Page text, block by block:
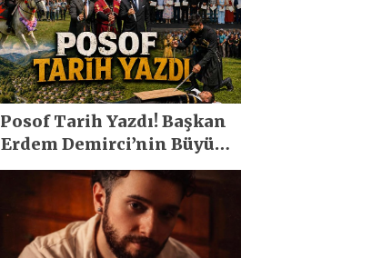
Posof Tarih Yazdı! Başkan
Erdem Demirci’nin Büyük
Emeğiyle Son Yılların En
Büyük Festivali Gerçekleşti